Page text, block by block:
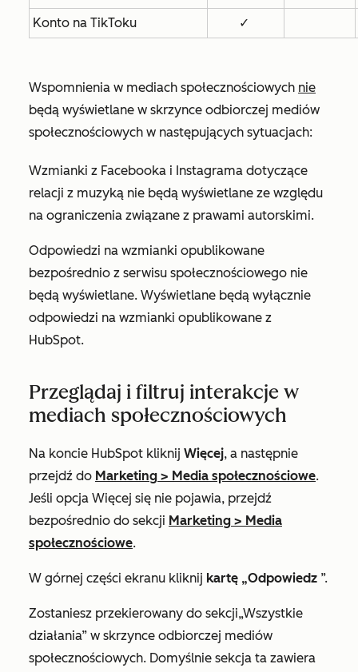
Konto na TikToku ✓
Wspomnienia w mediach społecznościowych nie
będą wyświetlane w skrzynce odbiorczej mediów
społecznościowych w następujących sytuacjach:
Wzmianki z Facebooka i Instagrama dotyczące
relacji z muzyką nie będą wyświetlane ze względu
na ograniczenia związane z prawami autorskimi.
Odpowiedzi na wzmianki opublikowane
bezpośrednio z serwisu społecznościowego nie
będą wyświetlane. Wyświetlane będą wyłącznie
odpowiedzi na wzmianki opublikowane z
HubSpot.
Przeglądaj i filtruj interakcje w
mediach społecznościowych
Na koncie HubSpot kliknij Więcej, a następnie
przejdź do Marketing > Media społecznościowe.
Jeśli opcja Więcej się nie pojawia, przejdź
bezpośrednio do sekcji Marketing > Media
społecznościowe.
W górnej części ekranu kliknij kartę „Odpowiedz ”.
Zostaniesz przekierowany do sekcji„Wszystkie
działania” w skrzynce odbiorczej mediów
społecznościowych. Domyślnie sekcja ta zawiera